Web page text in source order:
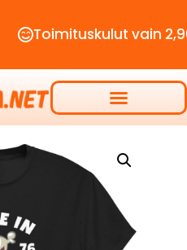
Toimituskulut vain 2,90€